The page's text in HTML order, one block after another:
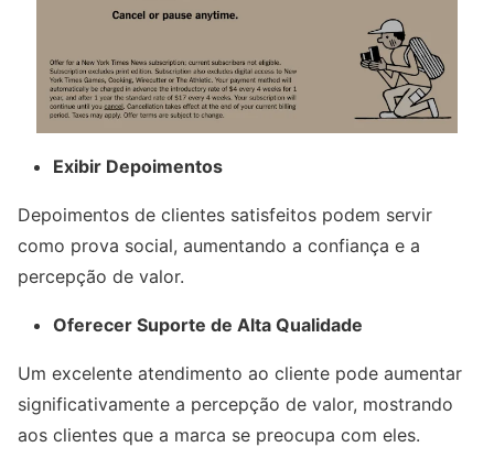
Exibir Depoimentos
Depoimentos de clientes satisfeitos podem servir
como prova social, aumentando a confiança e a
percepção de valor.
Oferecer Suporte de Alta Qualidade
Um excelente atendimento ao cliente pode aumentar
significativamente a percepção de valor, mostrando
aos clientes que a marca se preocupa com eles.